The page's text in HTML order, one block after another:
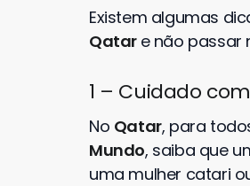
Existem algumas
Qatar e não passar
1 – Cuidado
No Qatar, para
Mundo, saiba que
uma mulher catari